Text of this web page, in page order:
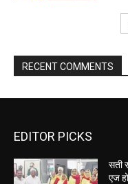
RECENT COMMENTS
EDITOR PICKS
सती
एज